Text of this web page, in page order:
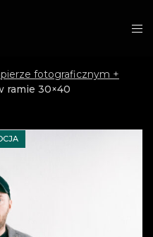
fotograficznym +
ramie 30×40